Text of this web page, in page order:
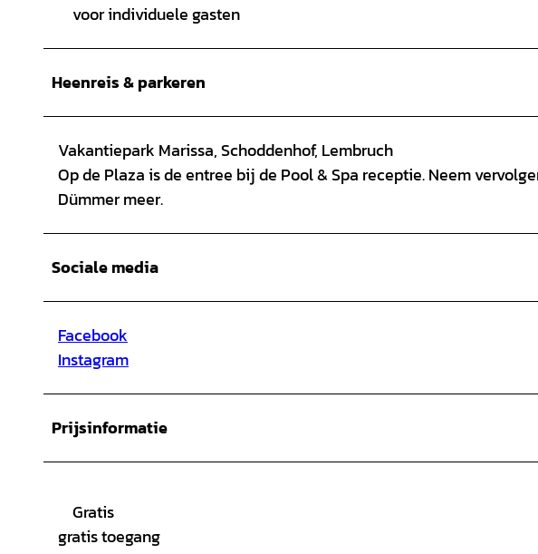
voor individuele gasten
Heenreis & parkeren
Vakantiepark Marissa, Schoddenhof, Lembruch
Op de Plaza is de entree bij de Pool & Spa receptie. Neem
Dümmer meer.
Sociale media
Facebook
Instagram
Prijsinformatie
Gratis
gratis toegang